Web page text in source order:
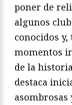
poner de
algunos
conocidos
momentos
de la
destaca